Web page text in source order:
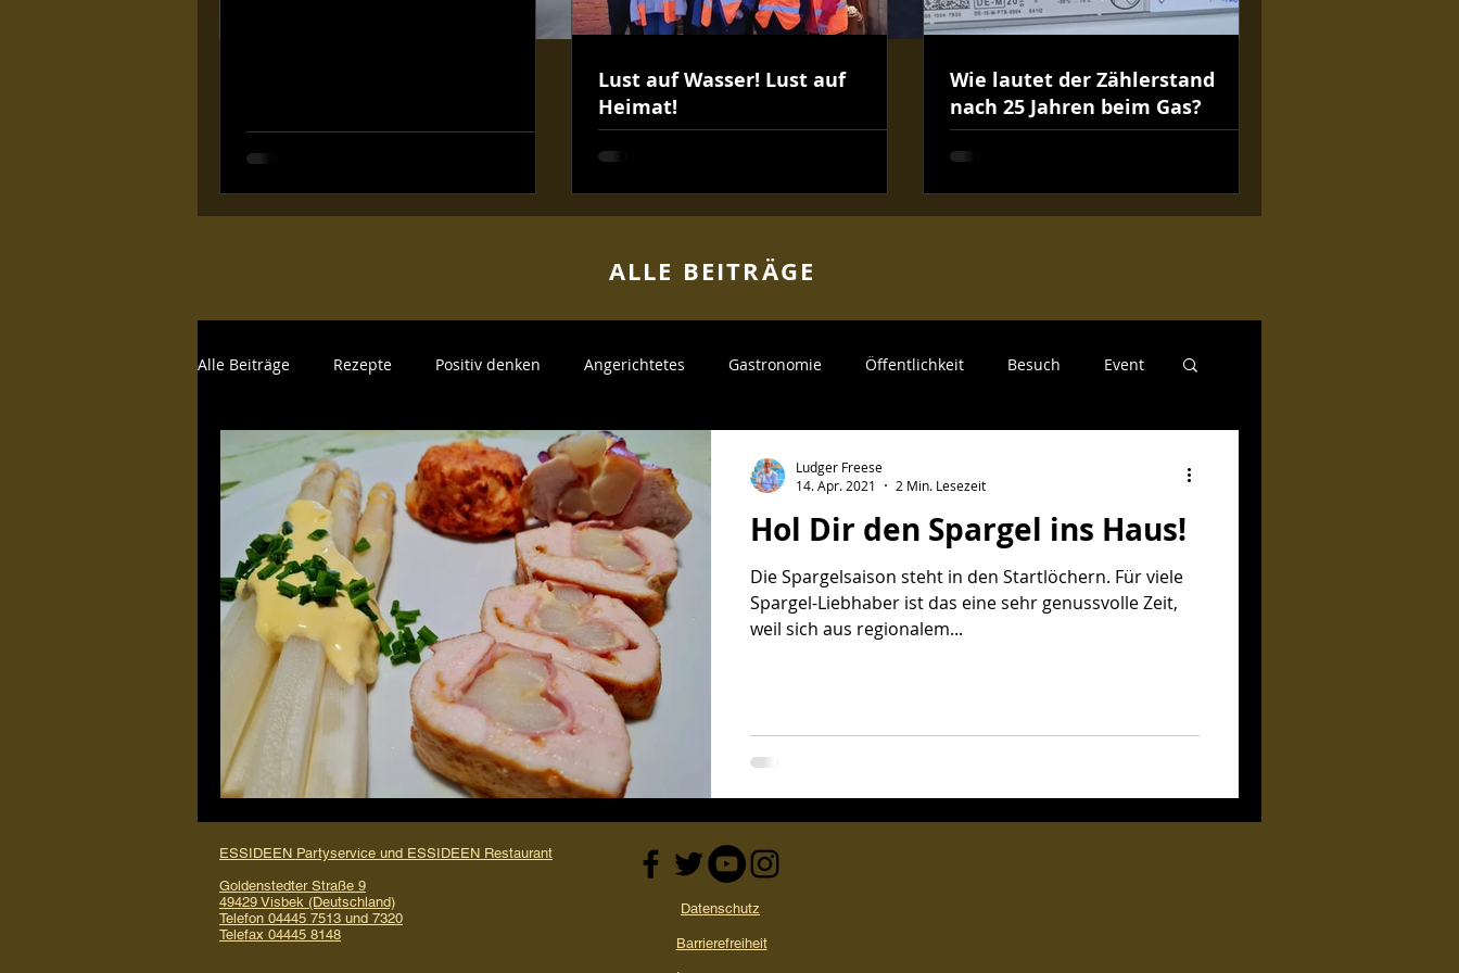
Lust auf Wasser! Lust auf
Heimat!
Wie lautet der Zählerstand
nach 25 Jahren beim Gas?
ALLE BEITRÄGE
Alle Beiträge Rezepte Positiv denken Angerichtetes Gastronomie Öffentlichkeit Besuch Event
Genussvolles Hygiene Kunden Mitarbeiter
Restaurant Umbau Verkauf Video Hol Dir den Spargel ins Haus!
Die Spargelsaison steht in den Startlöchern. Für viele
Spargel-Liebhaber ist das eine sehr genussvolle Zeit,
weil sich aus regionalem...
Ludger Freese
14. Apr. 2021
2 Min. Lesezeit
ESSIDEEN Partyservice und ESSIDEEN Restaurant
Goldenstedter Straße 9
49429 Visbek (Deutschland)
Telefon 04445 7513 und 7320
Telefax 04445 8148
Datenschutz
Barrierefreiheit